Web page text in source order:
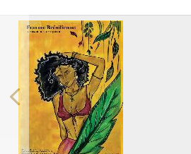
Previous